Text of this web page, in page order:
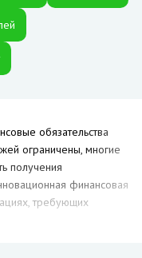
обязательства
ограничены, многие
получения
финансовая
требующих